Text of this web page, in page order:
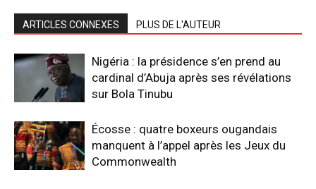
ARTICLES CONNEXES PLUS DE L'AUTEUR
Nigéria : la présidence s’en prend au
cardinal d’Abuja après ses révélations
sur Bola Tinubu
Écosse : quatre boxeurs ougandais
manquent à l’appel après les Jeux du
Commonwealth